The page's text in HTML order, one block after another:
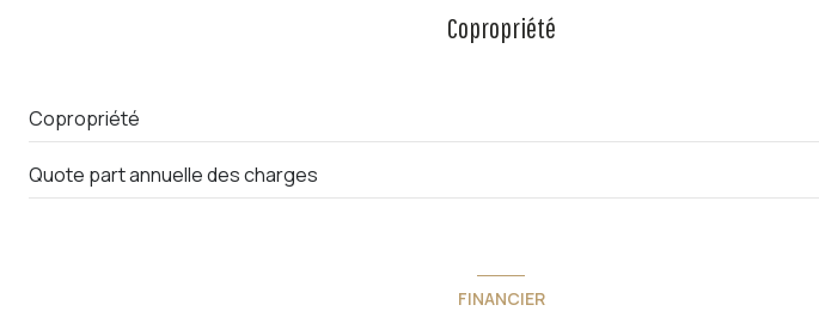
Copropriété
Copropriété
Quote part annuelle des charges
FINANCIER